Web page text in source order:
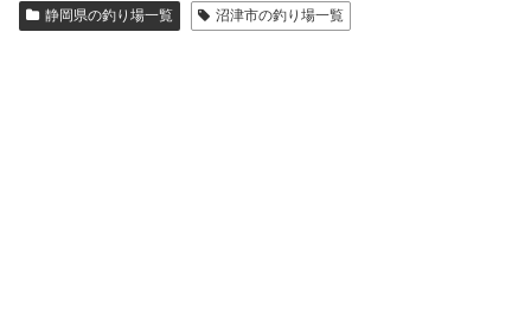
静岡県の釣り場一覧 沼津市の釣り場一覧